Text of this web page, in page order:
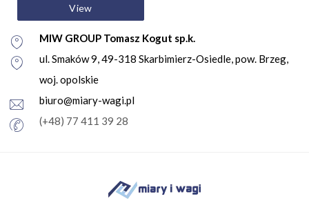
View
MIW GROUP Tomasz Kogut sp.k.
ul. Smaków 9, 49-318 Skarbimierz-Osiedle, pow. Brzeg,
woj. opolskie
biuro@miary-wagi.pl
(+48) 77 411 39 28